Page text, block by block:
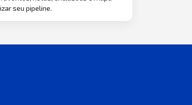
seu pipeline.